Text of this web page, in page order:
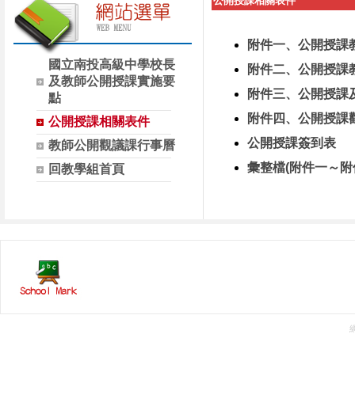
國立南投高級中學校長
及教師公開授課實施要
點
公開授課相關表件
教師公開觀議課行事曆
回教學組首頁
附件一、公開授課
附件二、公開授課
附件三、公開授課
附件四、公開授課
公開授課簽到表
彙整檔(附件一～